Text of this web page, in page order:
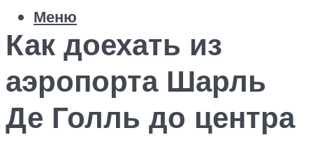
Меню
Как доехать из
аэропорта Шарль
Де Голль до центра